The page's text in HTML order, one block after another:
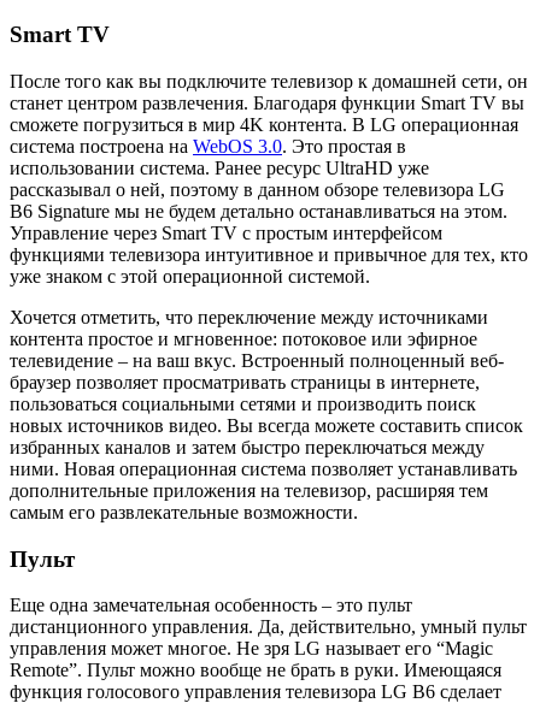
Smart TV
После того как вы подключите телевизор к домашней сети, он
станет центром развлечения. Благодаря функции Smart TV вы
сможете погрузиться в мир 4K контента. В LG операционная
система построена на WebOS 3.0. Это простая в
использовании система. Ранее ресурс UltraHD уже
рассказывал о ней, поэтому в данном обзоре телевизора LG
B6 Signature мы не будем детально останавливаться на этом.
Управление через Smart TV с простым интерфейсом
функциями телевизора интуитивное и привычное для тех, кто
уже знаком с этой операционной системой.
Хочется отметить, что переключение между источниками
контента простое и мгновенное: потоковое или эфирное
телевидение – на ваш вкус. Встроенный полноценный веб-
браузер позволяет просматривать страницы в интернете,
пользоваться социальными сетями и производить поиск
новых источников видео. Вы всегда можете составить список
избранных каналов и затем быстро переключаться между
ними. Новая операционная система позволяет устанавливать
дополнительные приложения на телевизор, расширяя тем
самым его развлекательные возможности.
Пульт
Еще одна замечательная особенность – это пульт
дистанционного управления. Да, действительно, умный пульт
управления может многое. Не зря LG называет его “Magic
Remote”. Пульт можно вообще не брать в руки. Имеющаяся
функция голосового управления телевизора LG B6 сделает